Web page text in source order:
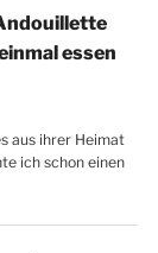
essen
aus ihrer Heimat
ich schon einen